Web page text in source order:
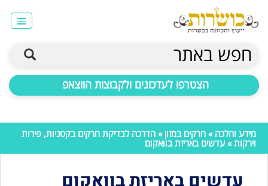
חפש באתר
הצטרפו לעדכונים ולקבוצות הווצאפ
מידע והלכה » חרקים במזון» הדרכה לבדיקת חרקים בקטניות, פירות
וירקות» עדשים באריזת בוואקום